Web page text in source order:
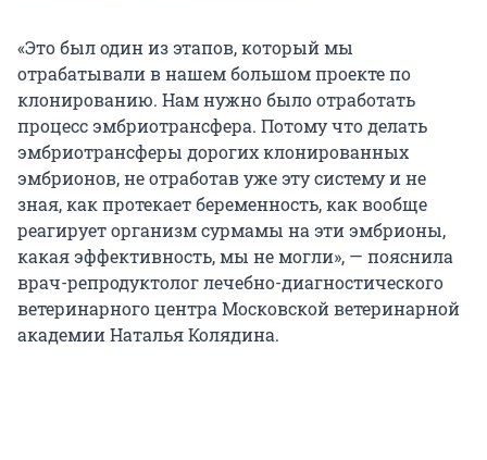
«Это был один из этапов, который мы
отрабатывали в нашем большом проекте по
клонированию. Нам нужно было отработать
процесс эмбриотрансфера. Потому что делать
эмбриотрансферы дорогих клонированных
эмбрионов, не отработав уже эту систему и не
зная, как протекает беременность, как вообще
реагирует организм сурмамы на эти эмбрионы,
какая эффективность, мы не могли», — пояснила
врач-репродуктолог лечебно-диагностического
ветеринарного центра Московской ветеринарной
академии Наталья Колядина.